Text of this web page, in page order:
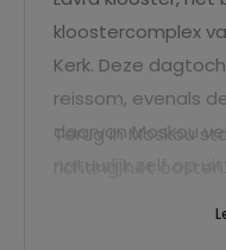
kloostercomplex
Kerk. Deze
reissom, evenals
daarvan Moskou
Terug in Moskou